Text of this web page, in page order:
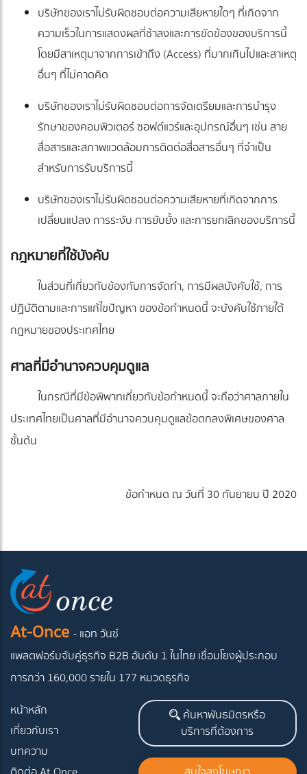
บริษัทของเราไม่รับผิดชอบต่อความเสียหายใดๆ ที่เกิดจาก
ความเร็วในการแสดงผลที่ช้าลงและการขัดข้องของบริการนี้
โดยมีสาเหตุมาจากการเข้าถึง (Access) ที่มากเกินไปและสาเหตุ
อื่นๆ ที่ไม่คาดคิด
บริษัทของเราไม่รับผิดชอบต่อการจัดเตรียมและการบำรุง
รักษาของคอมพิวเตอร์ ซอฟต์แวร์และอุปกรณ์อื่นๆ เช่น สาย
สื่อสารและสภาพแวดล้อมการติดต่อสื่อสารอื่นๆ ที่จำเป็น
สำหรับการรับบริการนี้
บริษัทของเราไม่รับผิดชอบต่อความเสียหายที่เกิดจากการ
เปลี่ยนแปลง การระงับ การยับยั้ง และการยกเลิกของบริการนี้
กฎหมายที่ใช้บังคับ
ในส่วนที่เกี่ยวกับข้องกับการจัดทำ, การมีผลบังคับใช้, การ
ปฏิบัติตามและการแก้ไขปัญหา ของข้อกำหนดนี้ จะบังคับใช้ภายใต้
กฎหมายของประเทศไทย
ศาลที่มีอำนาจควบคุมดูแล
ในกรณีที่มีข้อพิพาทเกี่ยวกับข้อกำหนดนี้ จะถือว่าศาลภายใน
ประเทศไทยเป็นศาลที่มีอำนาจควบคุมดูแลข้อตกลงพิเศษของศาล
ชั้นต้น
ข้อกำหนด ณ วันที่ 30 กันยายน ปี 2020
At-Once - แอท วันซ์
แพลตฟอร์มจับคู่ธุรกิจ B2B อันดับ 1 ในไทย เชื่อมโยงผู้ประกอบ
การกว่า 160,000 รายใน 177 หมวดธุรกิจ
หน้าหลัก
เกี่ยวกับเรา
บทความ
ค้นหาพันธมิตรหรือ
บริการที่ต้องการ